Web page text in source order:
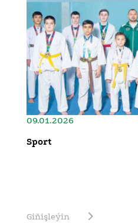
09.01.2026
Sport
Giňişleýin